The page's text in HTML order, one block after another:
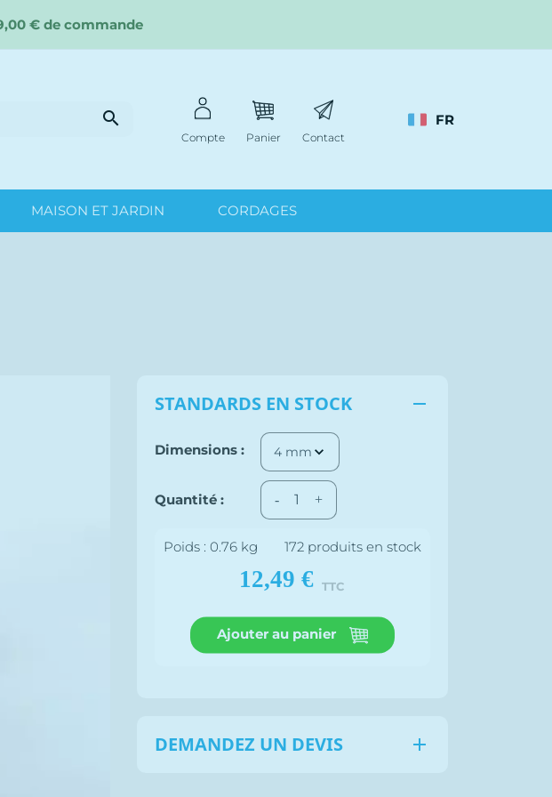
€ de commande

Compte Panier Contact
FR
MAISON ET JARDIN CORDAGES
STANDARDS EN STOCK 
Dimensions :
Quantité : - +
Poids : 0.76 kg 172 produits en stock
12,49 € TTC
Ajouter au panier
DEMANDEZ UN DEVIS 